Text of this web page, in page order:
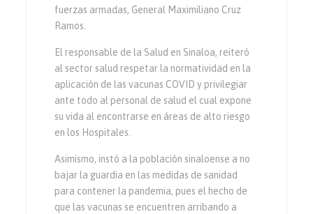
fuerzas armadas, General Maximiliano Cruz
Ramos.
El responsable de la Salud en Sinaloa, reiteró
al sector salud respetar la normatividad en la
aplicación de las vacunas COVID y privilegiar
ante todo al personal de salud el cual expone
su vida al encontrarse en áreas de alto riesgo
en los Hospitales.
Asimismo, instó a la población sinaloense a no
bajar la guardia en las medidas de sanidad
para contener la pandemia, pues el hecho de
que las vacunas se encuentren arribando a